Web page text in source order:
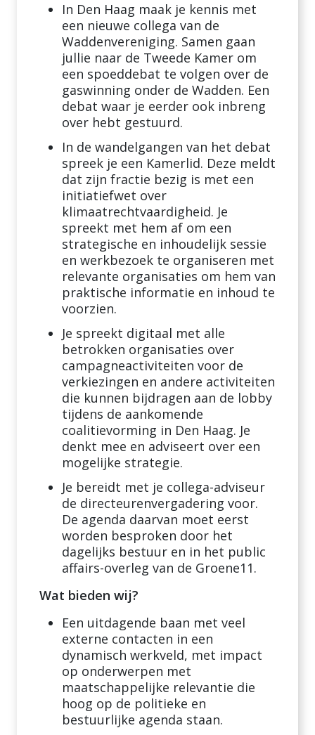
In Den Haag maak je kennis met
een nieuwe collega van de
Waddenvereniging. Samen gaan
jullie naar de Tweede Kamer om
een spoeddebat te volgen over de
gaswinning onder de Wadden. Een
debat waar je eerder ook inbreng
over hebt gestuurd.
In de wandelgangen van het debat
spreek je een Kamerlid. Deze meldt
dat zijn fractie bezig is met een
initiatiefwet over
klimaatrechtvaardigheid. Je
spreekt met hem af om een
strategische en inhoudelijk sessie
en werkbezoek te organiseren met
relevante organisaties om hem van
praktische informatie en inhoud te
voorzien.
Je spreekt digitaal met alle
betrokken organisaties over
campagneactiviteiten voor de
verkiezingen en andere activiteiten
die kunnen bijdragen aan de lobby
tijdens de aankomende
coalitievorming in Den Haag. Je
denkt mee en adviseert over een
mogelijke strategie.
Je bereidt met je collega-adviseur
de directeurenvergadering voor.
De agenda daarvan moet eerst
worden besproken door het
dagelijks bestuur en in het public
affairs-overleg van de Groene11.
Wat bieden wij?
Een uitdagende baan met veel
externe contacten in een
dynamisch werkveld, met impact
op onderwerpen met
maatschappelijke relevantie die
hoog op de politieke en
bestuurlijke agenda staan.